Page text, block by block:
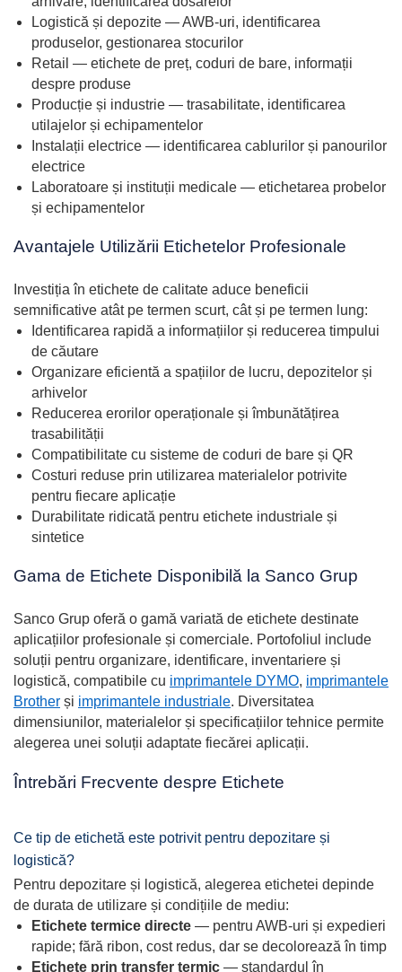
Logistică și depozite — AWB-uri, identificarea
produselor, gestionarea stocurilor
Retail — etichete de preț, coduri de bare, informații
despre produse
Producție și industrie — trasabilitate, identificarea
utilajelor și echipamentelor
Instalații electrice — identificarea cablurilor și panourilor
electrice
Laboratoare și instituții medicale — etichetarea probelor
și echipamentelor
Avantajele Utilizării Etichetelor Profesionale
Investiția în etichete de calitate aduce beneficii
semnificative atât pe termen scurt, cât și pe termen lung:
Identificarea rapidă a informațiilor și reducerea timpului
de căutare
Organizare eficientă a spațiilor de lucru, depozitelor și
arhivelor
Reducerea erorilor operaționale și îmbunătățirea
trasabilității
Compatibilitate cu sisteme de coduri de bare și QR
Costuri reduse prin utilizarea materialelor potrivite
pentru fiecare aplicație
Durabilitate ridicată pentru etichete industriale și
sintetice
Gama de Etichete Disponibilă la Sanco Grup
Sanco Grup oferă o gamă variată de etichete destinate
aplicațiilor profesionale și comerciale. Portofoliul include
soluții pentru organizare, identificare, inventariere și
logistică, compatibile cu imprimantele DYMO, imprimantele
Brother și imprimantele industriale. Diversitatea
dimensiunilor, materialelor și specificațiilor tehnice permite
alegerea unei soluții adaptate fiecărei aplicații.
Întrebări Frecvente despre Etichete
Ce tip de etichetă este potrivit pentru depozitare și
logistică?
Pentru depozitare și logistică, alegerea etichetei depinde
de durata de utilizare și condițiile de mediu:
Etichete termice directe — pentru AWB-uri și expedieri
rapide; fără ribon, cost redus, dar se decolorează în timp
Etichete prin transfer termic — standardul în